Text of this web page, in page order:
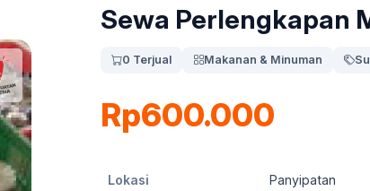
Sewa Perlengkapan
0 Terjual Makanan & Minuman
Rp600.000
Lokasi Panyipatan